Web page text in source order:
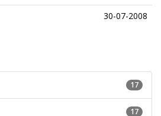
30-07-2008
17
17